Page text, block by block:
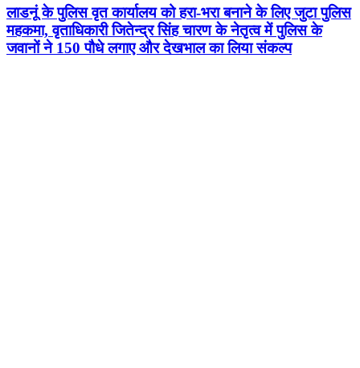
लाडनूं के पुलिस वृत कार्यालय को हरा-भरा बनाने के लिए जुटा पुलिस
महकमा, वृताधिकारी जितेन्द्र सिंह चारण के नेतृत्व में पुलिस के
जवानों ने 150 पौधे लगाए और देखभाल का लिया संकल्प